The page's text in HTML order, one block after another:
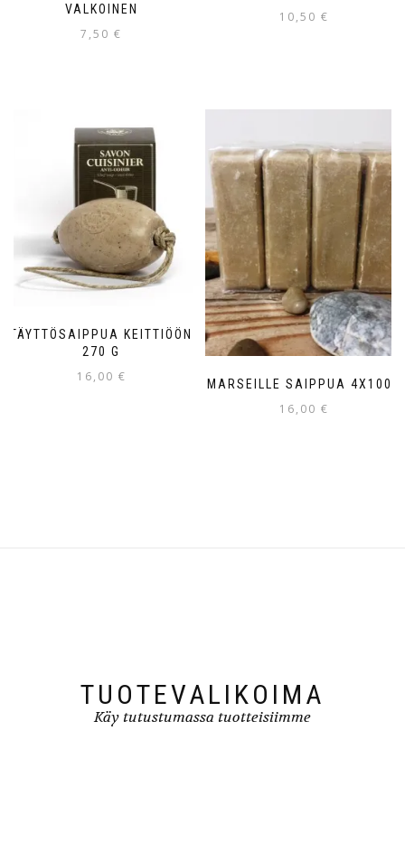
VALKOINEN
7,50 €
10,50 €
TÄYTTÖSAIPPUA KEITTIÖÖN
270 G
16,00 € MARSEILLE SAIPPUA 4X100G
16,00 €
TUOTEVALIKOIMA
Käy tutustumassa tuotteisiimme